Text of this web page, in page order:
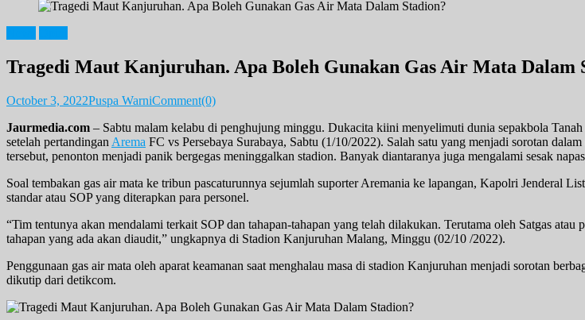
Tragedi Maut Kanjuruhan. Apa Boleh Gunakan Gas Air Mata Dalam
October 3, 2022Puspa WarniComment(0)
Jaurmedia.com – Sabtu malam kelabu di penghujung minggu. Dukacita kiini menyelimuti dunia sepakbola
setelah pertandingan Arema FC vs Persebaya Surabaya, Sabtu (1/10/2022). Salah satu yang menjadi sorotan
tersebut, penonton menjadi panik bergegas meninggalkan stadion. Banyak diantaranya juga mengalami sesak
Soal tembakan gas air mata ke tribun pascaturunnya sejumlah suporter Aremania ke lapangan, Kapolri Jenderal
standar atau SOP yang diterapkan para personel.
“Tim tentunya akan mendalami terkait SOP dan tahapan-tahapan yang telah dilakukan. Terutama oleh Satgas
tahapan yang ada akan diaudit,” ungkapnya di Stadion Kanjuruhan Malang, Minggu (02/10 /2022).
Penggunaan gas air mata oleh aparat keamanan saat menghalau masa di stadion Kanjuruhan menjadi
dikutip dari detikcom.